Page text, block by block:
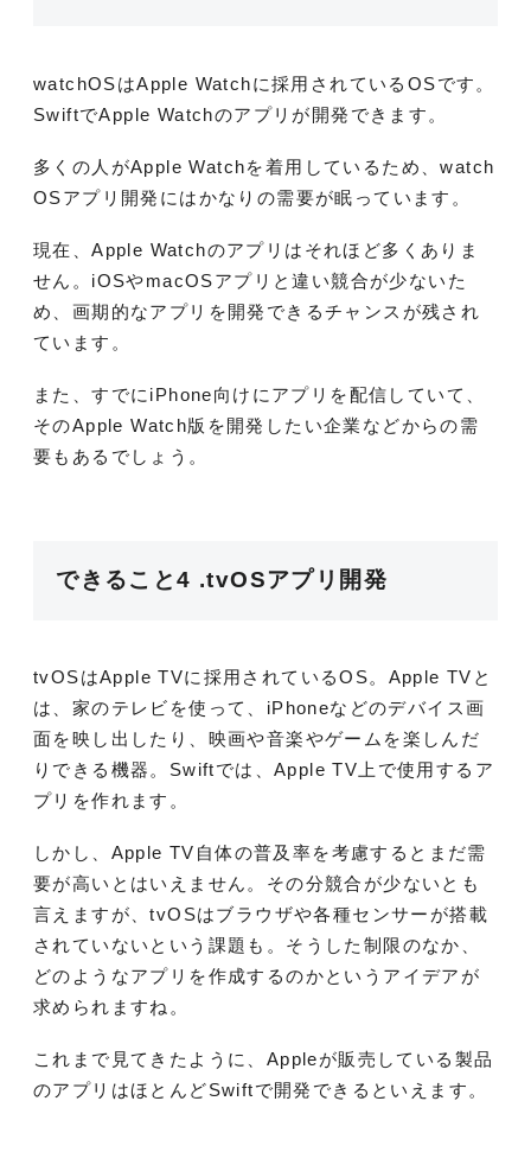
watchOSはApple Watchに採用されているOSです。
SwiftでApple Watchのアプリが開発できます。
多くの人がApple Watchを着用しているため、watch
OSアプリ開発にはかなりの需要が眠っています。
現在、Apple Watchのアプリはそれほど多くありま
せん。iOSやmacOSアプリと違い競合が少ないた
め、画期的なアプリを開発できるチャンスが残され
ています。
また、すでにiPhone向けにアプリを配信していて、
そのApple Watch版を開発したい企業などからの需
要もあるでしょう。
できること4 .tvOSアプリ開発
tvOSはApple TVに採用されているOS。Apple TVと
は、家のテレビを使って、iPhoneなどのデバイス画
面を映し出したり、映画や音楽やゲームを楽しんだ
りできる機器。Swiftでは、Apple TV上で使用するア
プリを作れます。
しかし、Apple TV自体の普及率を考慮するとまだ需
要が高いとはいえません。その分競合が少ないとも
言えますが、tvOSはブラウザや各種センサーが搭載
されていないという課題も。そうした制限のなか、
どのようなアプリを作成するのかというアイデアが
求められますね。
これまで見てきたように、Appleが販売している製品
のアプリはほとんどSwiftで開発できるといえます。